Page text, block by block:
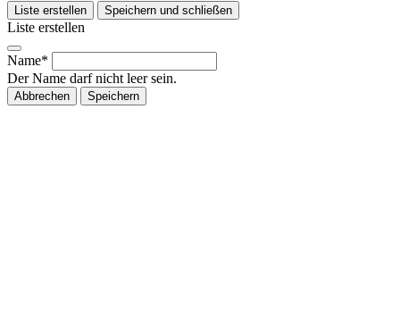
Liste erstellen Speichern und schließen
Liste erstellen
Name*
Der Name darf nicht leer sein.
Abbrechen Speichern